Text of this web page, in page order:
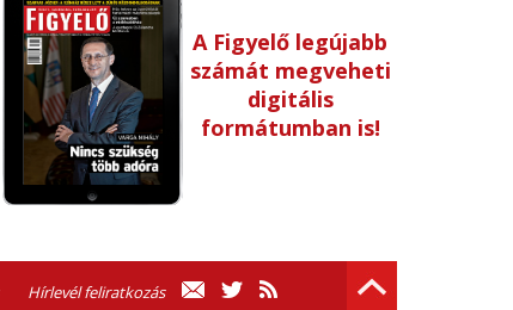
A Figyelő legújabb
számát megveheti
digitális
formátumban is!
Hírlevél feliratkozás